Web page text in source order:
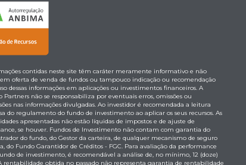
contidas neste site têm caráter meramente informativo e não
oferta de venda de fundos ou tampouco indicação ou recomendação
dessas informações em aplicações ou investimentos financeiros. A
Partners não se responsabiliza por eventuais erros, omissões ou
nas informações divulgadas. Ao investidor é recomendada a leitura
do regulamento do fundo de investimento ao aplicar os seus recursos. As
apresentadas não estão líquidas de impostos e de ajuste de
se houver. Fundos de Investimento não contam com garantia do
do fundo, do Gestor da carteira, de qualquer mecanismo de seguro
do Fundo Garantidor de Créditos - FGC. Para avaliação da performance
de investimento, é recomendável a análise de, no mínimo, 12 (doze)
rentabilidade obtida no passado não representa garantia de rentabilidade